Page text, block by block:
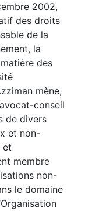
2002,
des droits
de la
la
des
mène,
conseil
de divers
et non-
et
membre
non-
le domaine